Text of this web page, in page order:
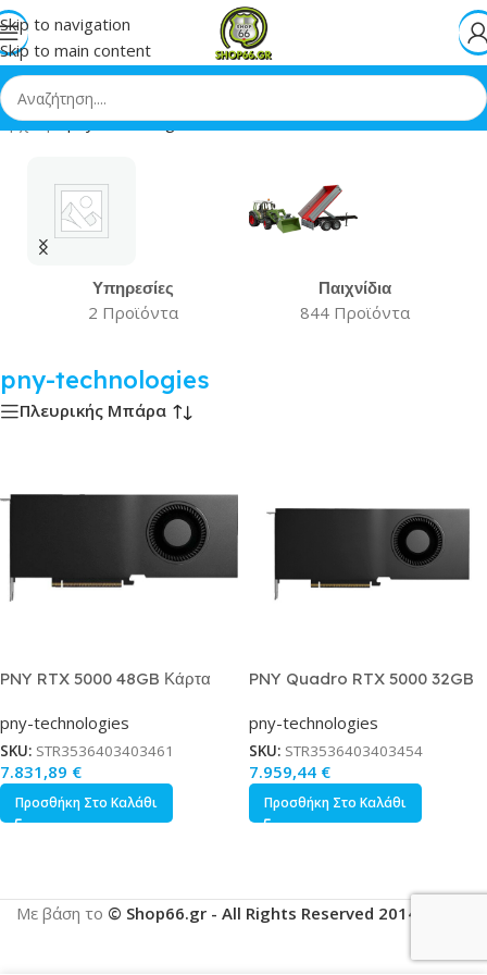
Skip to navigation
Skip to main content
Αρχική»pny-technologies
Υπηρεσίες
2 Προϊόντα
Παιχνίδια
844 Προϊόντα
pny-technologies
Πλευρικής Μπάρα
PNY RTX 5000 48GB Κάρτα
VCNRTXPRO5000-SB
pny-technologies
SKU: STR3536403403461
7.831,89 €
Προσθήκη Στο Καλάθι
PNY Quadro RTX 5000 32GB
Γραφικών Κωδικός
VCNRTXPRO5000-PB
pny-technologies
SKU: STR3536403403454
7.959,44 €
Προσθήκη Στο Καλάθι
Με βάση το © Shop66.gr - All Rights Reserved 2014-2025